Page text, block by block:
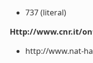
737 (literal)
Http://www.cnr.it/
http://www.nat-